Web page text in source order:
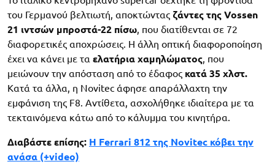
του Γερμανού βελτιωτή, αποκτώντας ζάντες της Vossen
21 ιντσών μπροστά-22 πίσω, που διατίθενται σε 72
διαφορετικές αποχρώσεις. Η άλλη οπτική διαφοροποίηση
έχει να κάνει με τα ελατήρια χαμηλώματος, που
μειώνουν την απόσταση από το έδαφος κατά 35 χλστ.
Κατά τα άλλα, η Novitec άφησε απαράλλαχτη την
εμφάνιση της F8. Αντίθετα, ασχολήθηκε ιδιαίτερα με τα
τεκταινόμενα κάτω από το κάλυμμα του κινητήρα.
Διαβάστε επίσης: Η Ferrari 812 της Novitec κόβει την
ανάσα (+video)